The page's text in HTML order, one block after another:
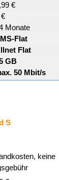
€
Monate
Flat
Flat
GB
50 Mbit/s
S
keine